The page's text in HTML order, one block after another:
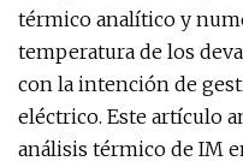
térmico analítico y
temperatura de los
con la intención de
eléctrico. Este artículo
análisis térmico de IM